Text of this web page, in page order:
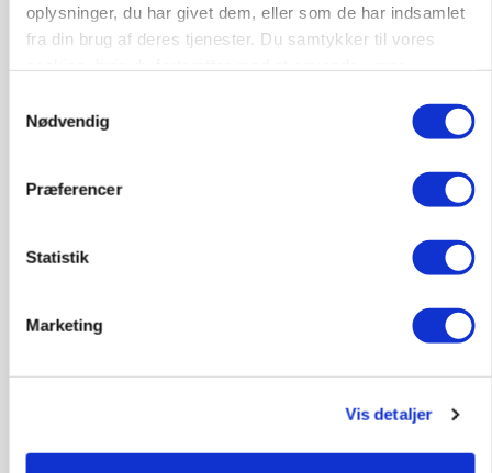
oplysninger, du har givet dem, eller som de har indsamlet
fra din brug af deres tjenester. Du samtykker til vores
Nødvendig
Præferencer
Statistik
Marketing
Vis detaljer
Bekræftet: Sætter droner ind mod problemulv